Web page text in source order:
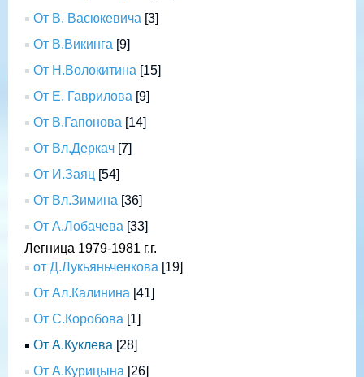
От В. Васюкевича [3]
От В.Викинга [9]
От Н.Волокитина [15]
От Е. Гаврилова [9]
От В.Гапонова [14]
От Вл.Деркач [7]
От И.Заяц [54]
От Вл.Зимина [36]
От А.Лобачева [33]
Легница 1979-1981 г.г.
от Д.Лукьяньченкова [19]
От Ал.Калинина [41]
От С.Коробова [1]
От А.Куклева [28]
От А.Курицына [26]